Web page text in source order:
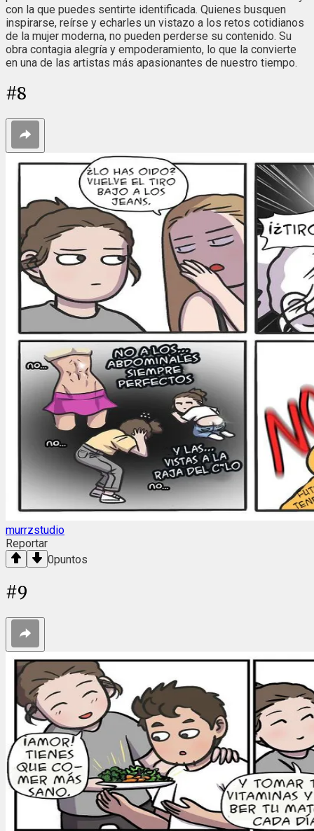
con la que puedes sentirte identificada. Quienes busquen
inspirarse, reírse y echarles un vistazo a los retos cotidianos
de la mujer moderna, no pueden perderse su contenido. Su
obra contagia alegría y empoderamiento, lo que la convierte
en una de las artistas más apasionantes de nuestro tiempo.
#8
murrzstudio
Reportar
0puntos
#9